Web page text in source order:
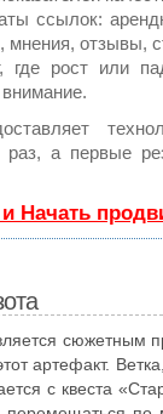
ссылок:
мнения, отзывы,
где рост или
раз, а первые
Начать
сюжетным
артефакт.
с квеста